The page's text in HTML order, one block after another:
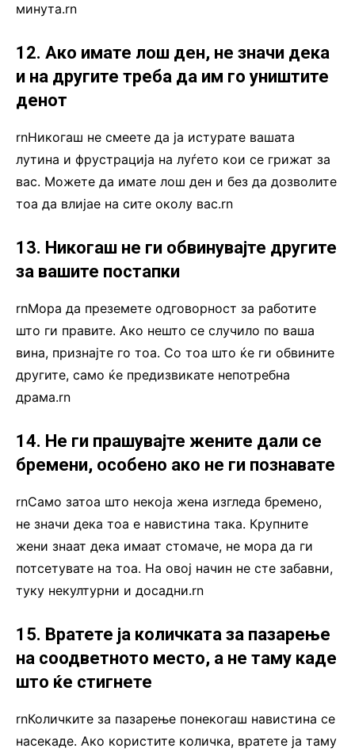
минута.rn
12. Ако имате лош ден, не значи дека
и на другите треба да им го уништите
денот
rnНикогаш не смеете да ја истурате вашата
лутина и фрустрација на луѓето кои се грижат за
вас. Можете да имате лош ден и без да дозволите
тоа да влијае на сите околу вас.rn
13. Никогаш не ги обвинувајте другите
за вашите постапки
rnМора да преземете одговорност за работите
што ги правите. Ако нешто се случило по ваша
вина, признајте го тоа. Со тоа што ќе ги обвините
другите, само ќе предизвикате непотребна
драма.rn
14. Не ги прашувајте жените дали се
бремени, особено ако не ги познавате
rnСамо затоа што некоја жена изгледа бремено,
не значи дека тоа е навистина така. Крупните
жени знаат дека имаат стомаче, не мора да ги
потсетувате на тоа. На овој начин не сте забавни,
туку некултурни и досадни.rn
15. Вратете ја количката за пазарење
на соодветното место, а не таму каде
што ќе стигнете
rnКоличките за пазарење понекогаш навистина се
насекаде. Ако користите количка, вратете ја таму